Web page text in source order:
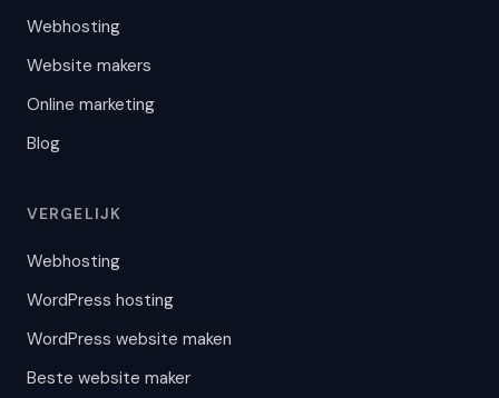
Webhosting
Website makers
Online marketing
Blog
VERGELIJK
Webhosting
WordPress hosting
WordPress website maken
Beste website maker